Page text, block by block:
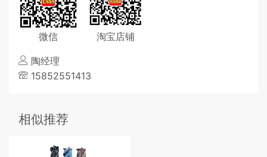
微信 淘宝店铺
陶经理
15852551413
相似推荐